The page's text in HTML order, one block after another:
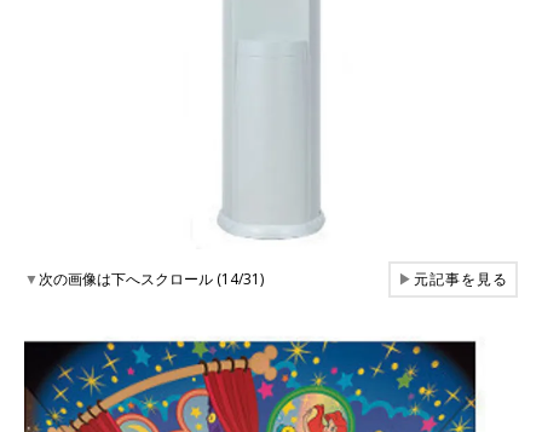
▼次の画像は下へスクロール (14/31) ▶元記事を見る